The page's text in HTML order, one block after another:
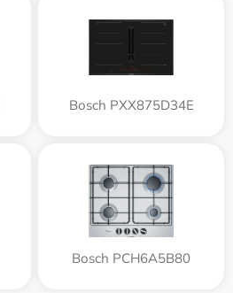
Bosch PXX875D34E
Bosch PCH6A5B80